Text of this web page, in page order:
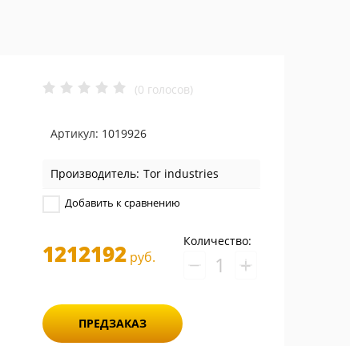
(0 голосов)
Артикул: 1019926
Производитель: Tor industries
Добавить к сравнению
1212192 руб.
Количество:
− +
ПРЕДЗАКАЗ